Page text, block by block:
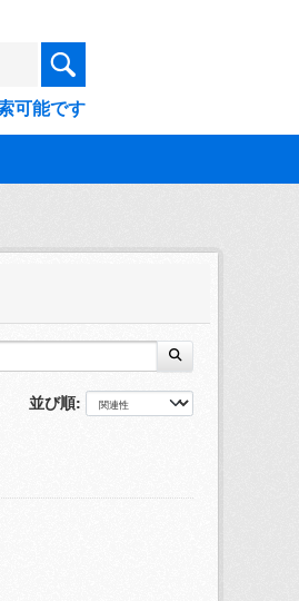
可能です
並び順